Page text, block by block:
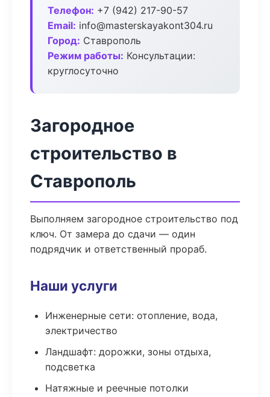
Телефон: +7 (942) 217-90-57
Email: info@masterskayakont304.ru
Город: Ставрополь
Режим работы: Консультации:
круглосуточно
Загородное
строительство в
Ставрополь
Выполняем загородное строительство под
ключ. От замера до сдачи — один
подрядчик и ответственный прораб.
Наши услуги
Инженерные сети: отопление, вода,
электричество
Ландшафт: дорожки, зоны отдыха,
подсветка
Натяжные и реечные потолки